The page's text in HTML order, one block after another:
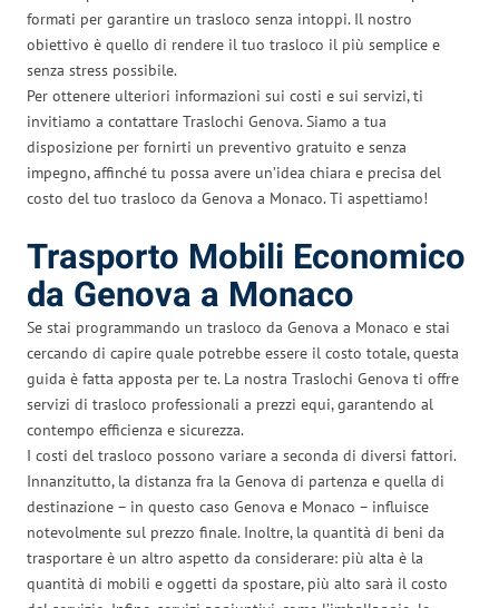
formati per garantire un trasloco senza intoppi. Il nostro
obiettivo è quello di rendere il tuo trasloco il più semplice e
senza stress possibile.
Per ottenere ulteriori informazioni sui costi e sui servizi, ti
invitiamo a contattare Traslochi Genova. Siamo a tua
disposizione per fornirti un preventivo gratuito e senza
impegno, affinché tu possa avere un’idea chiara e precisa del
costo del tuo trasloco da Genova a Monaco. Ti aspettiamo!
Trasporto Mobili Economico
da Genova a Monaco
Se stai programmando un trasloco da Genova a Monaco e stai
cercando di capire quale potrebbe essere il costo totale, questa
guida è fatta apposta per te. La nostra Traslochi Genova ti offre
servizi di trasloco professionali a prezzi equi, garantendo al
contempo efficienza e sicurezza.
I costi del trasloco possono variare a seconda di diversi fattori.
Innanzitutto, la distanza fra la Genova di partenza e quella di
destinazione – in questo caso Genova e Monaco – influisce
notevolmente sul prezzo finale. Inoltre, la quantità di beni da
trasportare è un altro aspetto da considerare: più alta è la
quantità di mobili e oggetti da spostare, più alto sarà il costo